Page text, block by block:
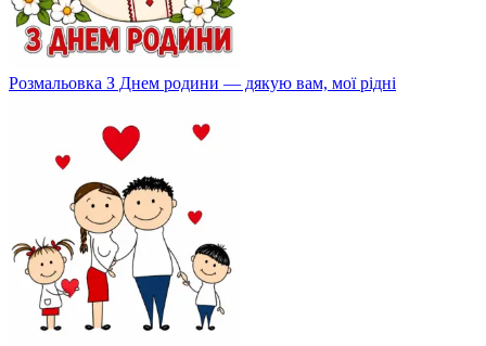
Розмальовка З Днем родини — дякую вам, мої рідні